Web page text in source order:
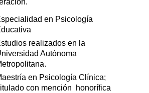
en Psicología
realizados en la
Autónoma
en Psicología Clínica;
con mención honorífica